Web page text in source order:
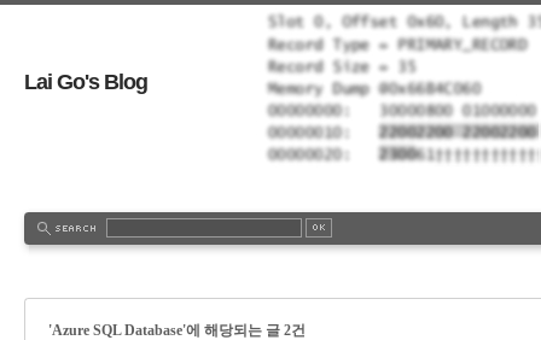
Lai Go's Blog
'Azure SQL Database'에 해당되는 글 2건